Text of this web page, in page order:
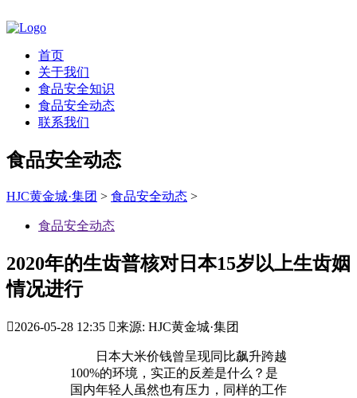
首页
关于我们
食品安全知识
食品安全动态
联系我们
食品安全动态
HJC黄金城·集团 > 食品安全动态 >
食品安全动态
2020年的生齿普核对日本15岁以上生齿姻
情况进行
2026-05-28 12:35 来源: HJC黄金城·集团
日本大米价钱曾呈现同比飙升跨越
100%的环境，实正的反差是什么？是
国内年轻人虽然也有压力，同样的工作